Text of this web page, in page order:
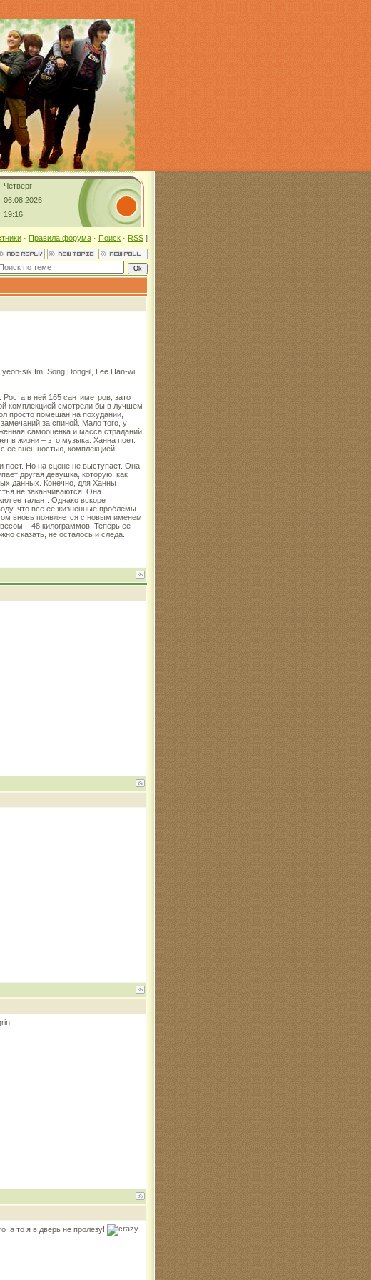
Четверг
06.08.2026
19:16
· Правила форума · Поиск · RSS ]
sik Im, Song Dong-il, Lee Han-wi,
в ней 165 сантиметров, зато
комплекцией смотрели бы в лучшем
просто помешан на похудании,
за спиной. Мало того, у
самооценка и масса страданий
в жизни – это музыка. Ханна поет.
ее внешностью, комплекцией
поет. Но на сцене не выступает. Она
другая девушка, которую, как
данных. Конечно, для Ханны
не заканчиваются. Она
ее талант. Однако вскоре
что все ее жизненные проблемы –
вновь появляется с новым именем
– 48 килограммов. Теперь ее
сказать, не осталось и следа.
,а то я в дверь не пролезу!